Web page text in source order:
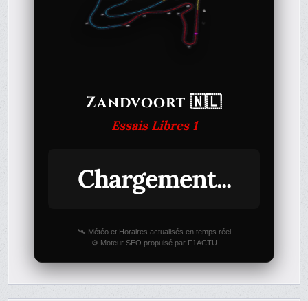
Zandvoort 🇳🇱
Essais Libres 1
Chargement...
🛰️ Météo et Horaires actualisés en temps réel
⚙️ Moteur SEO propulsé par F1ACTU